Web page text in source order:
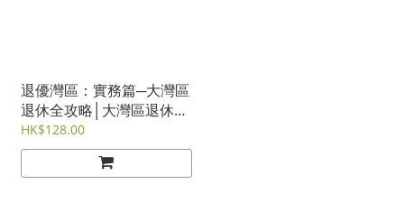
退優灣區：實務篇─大灣區
退休全攻略│大灣區退休│
長者醫療券 │跨境安老│廣
東計劃│港澳藥械通
HK$128.00